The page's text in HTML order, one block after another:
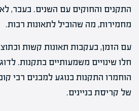
התקנים והחוקים עם השנים. בעבר,
מחמירות, מה שהוביל לתאונות רבות.
עם הזמן, בעקבות תאונות קשות
הוחמרו התקנות בנוגע למבנים רבי
של קריסת בניינים.